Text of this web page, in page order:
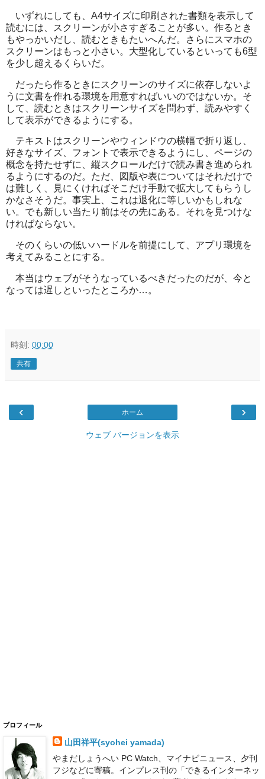
いずれにしても、 A4サイズに印刷された書類を表示して
読むには、スクリーンが小さすぎることが多い。作るとき
もやっかいだし、読むときもたいへんだ。さらにスマホの
スクリーンはもっと小さい。大型化しているといっても6型
を少し超えるくらいだ。
だったら作るときにスクリーンのサイズに依存しないよ
うに文書を作れる環境を用意すればいいのではないか。そ
して、読むときはスクリーンサイズを問わず、読みやすく
して表示ができるようにする。
テキストはスクリーンやウィンドウの横幅で折り返し、
好きなサイズ、フォントで表示できるようにし、ページの
概念を持たせずに、縦スクロールだけで読み書き進められ
るようにするのだ。ただ、図版や表についてはそれだけで
は難しく、見にくければそこだけ手動で拡大してもらうし
かなさそうだ。事実上、これは退化に等しいかもしれな
い。でも新しい当たり前はその先にある。それを見つけな
ければならない。
そのくらいの低いハードルを前提にして、アプリ環境を
考えてみることにする。
本当はウェブがそうなっているべきだったのだが、今と
なっては遅しといったところか…。
時刻: 00:00
共有
‹ ›
ホーム
ウェブ バージョンを表示
プロフィール
山田祥平(syohei yamada)
やまだしょうへい PC Watch、マイナビニュース、夕刊
フジなどに寄稿。インプレス刊の「できるインターネッ